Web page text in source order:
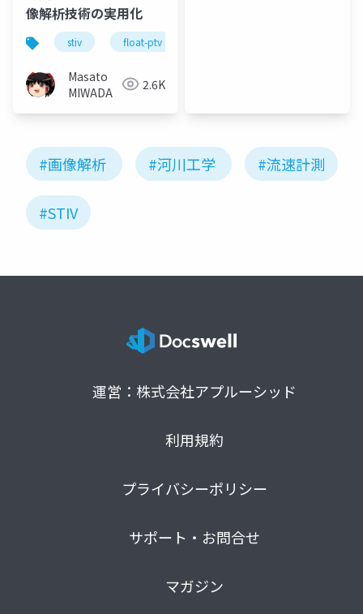
像解析技術の実用化
stiv float-ptv
Masato
MIWADA
2.6K
#画像解析 #河川工学 #流速計測
#STIV
運営：株式会社アプルーシッド
利用規約
プライバシーポリシー
サポート・お問合せ
マガジン